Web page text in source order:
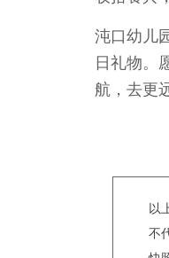
沌口幼儿
日礼物。
航，去更
以
不